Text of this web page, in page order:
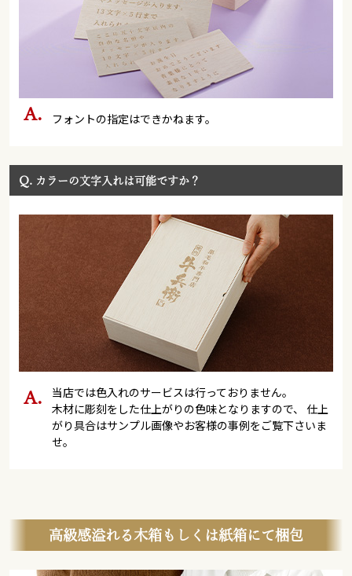
フォントの指定はできかねます。
Q. カラーの文字入れは可能ですか？
当店では色入れのサービスは行っておりません。
木材に彫刻をした仕上がりの色味となりますので、 仕上
がり具合はサンプル画像やお客様の事例をご覧下さいま
せ。
高級感溢れる木箱もしくは紙箱にて梱包